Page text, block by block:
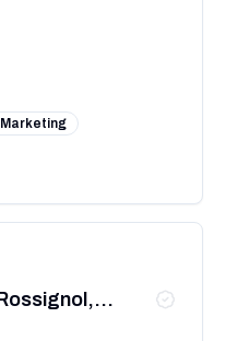
Marketing